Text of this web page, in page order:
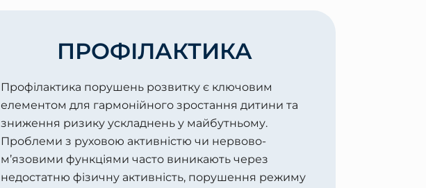
ПРОФІЛАКТИКА
Профілактика порушень розвитку є ключовим
елементом для гармонійного зростання дитини та
зниження ризику ускладнень у майбутньому.
Проблеми з руховою активністю чи нервово-
м’язовими функціями часто виникають через
недостатню фізичну активність, порушення режиму